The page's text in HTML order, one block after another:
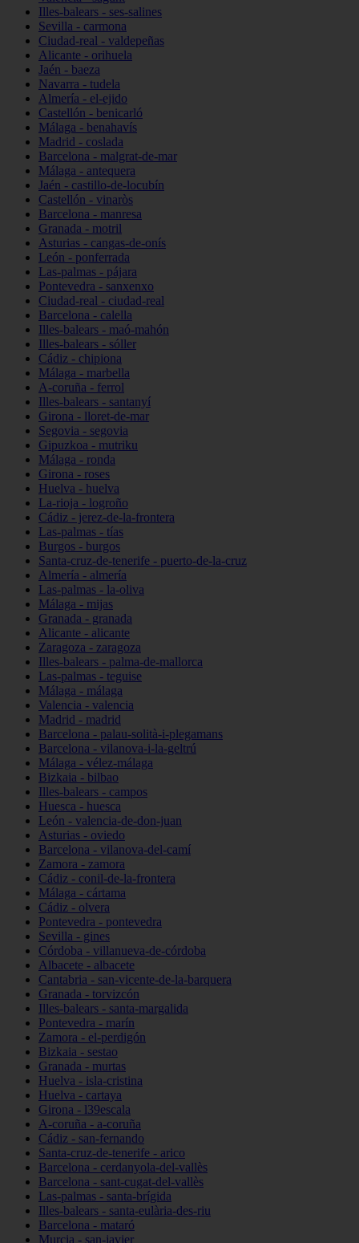
Illes-balears - ses-salines
Sevilla - carmona
Ciudad-real - valdepeñas
Alicante - orihuela
Jaén - baeza
Navarra - tudela
Almería - el-ejido
Castellón - benicarló
Málaga - benahavís
Madrid - coslada
Barcelona - malgrat-de-mar
Málaga - antequera
Jaén - castillo-de-locubín
Castellón - vinaròs
Barcelona - manresa
Granada - motril
Asturias - cangas-de-onís
León - ponferrada
Las-palmas - pájara
Pontevedra - sanxenxo
Ciudad-real - ciudad-real
Barcelona - calella
Illes-balears - maó-mahón
Illes-balears - sóller
Cádiz - chipiona
Málaga - marbella
A-coruña - ferrol
Illes-balears - santanyí
Girona - lloret-de-mar
Segovia - segovia
Gipuzkoa - mutriku
Málaga - ronda
Girona - roses
Huelva - huelva
La-rioja - logroño
Cádiz - jerez-de-la-frontera
Las-palmas - tías
Burgos - burgos
Santa-cruz-de-tenerife - puerto-de-la-cruz
Almería - almería
Las-palmas - la-oliva
Málaga - mijas
Granada - granada
Alicante - alicante
Zaragoza - zaragoza
Illes-balears - palma-de-mallorca
Las-palmas - teguise
Málaga - málaga
Valencia - valencia
Madrid - madrid
Barcelona - palau-solità-i-plegamans
Barcelona - vilanova-i-la-geltrú
Málaga - vélez-málaga
Bizkaia - bilbao
Illes-balears - campos
Huesca - huesca
León - valencia-de-don-juan
Asturias - oviedo
Barcelona - vilanova-del-camí
Zamora - zamora
Cádiz - conil-de-la-frontera
Málaga - cártama
Cádiz - olvera
Pontevedra - pontevedra
Sevilla - gines
Córdoba - villanueva-de-córdoba
Albacete - albacete
Cantabria - san-vicente-de-la-barquera
Granada - torvizcón
Illes-balears - santa-margalida
Pontevedra - marín
Zamora - el-perdigón
Bizkaia - sestao
Granada - murtas
Huelva - isla-cristina
Huelva - cartaya
Girona - l39escala
A-coruña - a-coruña
Cádiz - san-fernando
Santa-cruz-de-tenerife - arico
Barcelona - cerdanyola-del-vallès
Barcelona - sant-cugat-del-vallès
Las-palmas - santa-brígida
Illes-balears - santa-eulària-des-riu
Barcelona - mataró
Murcia - san-javier